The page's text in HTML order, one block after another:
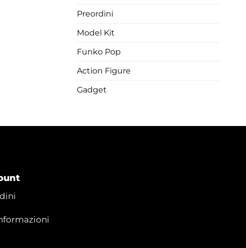
Preordini
Model Kit
Funko Pop
Action Figure
Gadget